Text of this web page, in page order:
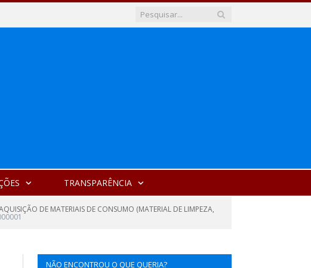
TRANSPARÊNCIA
DE MATERIAIS DE CONSUMO (MATERIAL DE LIMPEZA,
NÃO ENCONTROU O QUE QUERIA?